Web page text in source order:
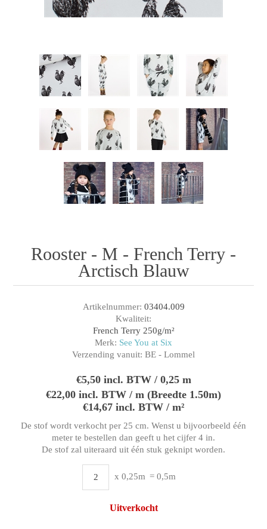
Rooster - M - French Terry -
Arctisch Blauw
Artikelnummer: 03404.009
Kwaliteit:
French Terry 250g/m²
Merk: See You at Six
Verzending vanuit: BE - Lommel
€5,50 incl. BTW / 0,25 m
€22,00 incl. BTW / m (Breedte 1.50m)
€14,67 incl. BTW / m²
De stof wordt verkocht per 25 cm. Wenst u bijvoorbeeld één
meter te bestellen dan geeft u het cijfer 4 in.
De stof zal uiteraard uit één stuk geknipt worden.
x 0,25m = 0,5m
Uitverkocht